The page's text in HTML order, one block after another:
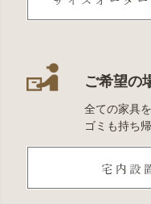
ご希望の
全ての家具
ゴミも持ち